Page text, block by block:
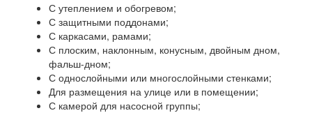
С утеплением и обогревом;
С защитными поддонами;
С каркасами, рамами;
С плоским, наклонным, конусным, двойным дном,
фальш-дном;
С однослойными или многослойными стенками;
Для размещения на улице или в помещении;
С камерой для насосной группы;